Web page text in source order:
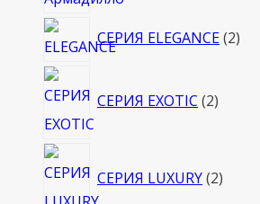
СЕРИЯ ELEGANCE 22
СЕРИЯ EXOTIC 2товара
СЕРИЯ LUXURY 2товара